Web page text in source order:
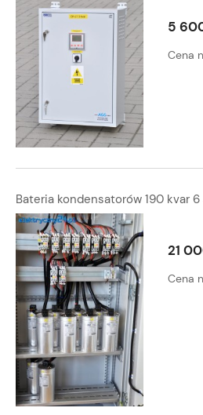
5
Cena
Bateria kondensatorów 190 kvar
21
Cena